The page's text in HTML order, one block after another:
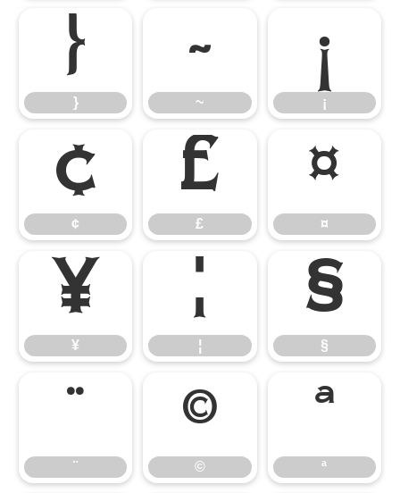
}
}
~
~
¡
¡
¢
¢
£
£
¤
¤
¥
¥
¦
¦
§
§
¨
¨
©
©
ª
ª